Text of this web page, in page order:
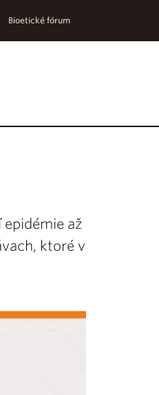
Bioetické fórum
až
ktoré v